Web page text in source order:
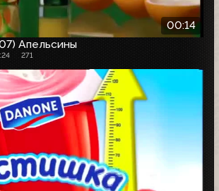
00:14
Апельсины
271